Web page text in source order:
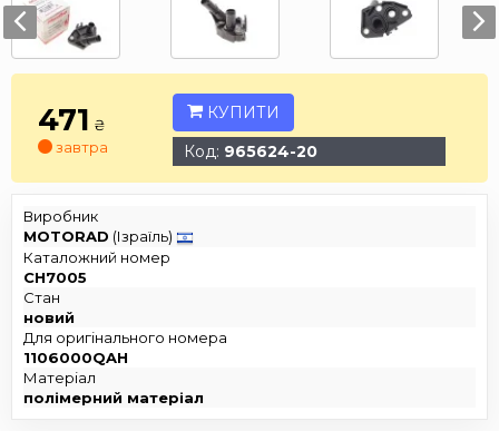
471 ₴
завтра
КУПИТИ
Код: 965624-20
Виробник
MOTORAD (Ізраїль)
Каталожний номер
CH7005
Стан
новий
Для оригінального номера
1106000QAH
Матеріал
полімерний матеріал